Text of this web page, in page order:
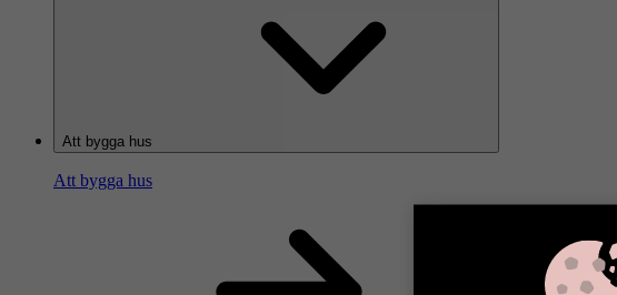
Att bygga hus
Att bygga hus